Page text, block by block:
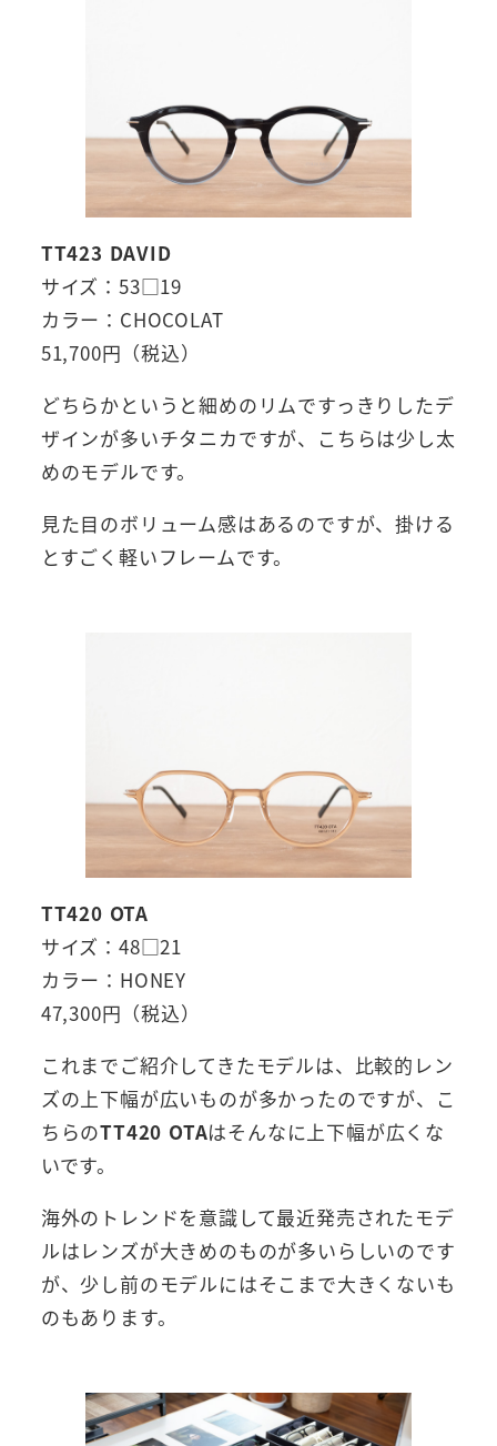
TT423 DAVID
サイズ：53□19
カラー：CHOCOLAT
51,700円（税込）
どちらかというと細めのリムですっきりしたデ
ザインが多いチタニカですが、こちらは少し太
めのモデルです。
見た目のボリューム感はあるのですが、掛ける
とすごく軽いフレームです。
TT420 OTA
サイズ：48□21
カラー：HONEY
47,300円（税込）
これまでご紹介してきたモデルは、比較的レン
ズの上下幅が広いものが多かったのですが、こ
ちらのTT420 OTAはそんなに上下幅が広くな
いです。
海外のトレンドを意識して最近発売されたモデ
ルはレンズが大きめのものが多いらしいのです
が、少し前のモデルにはそこまで大きくないも
のもあります。